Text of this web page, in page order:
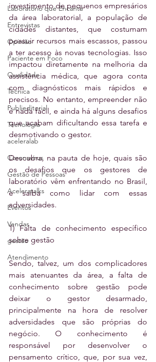
Laboratório que Encanta
Entrevistas
Opinião
Paciente em Foco
Qualidade
Técnica
Publieditorial
Tecnologia
aceleralab
Coronavírus
Gestão de Pessoas
Aceleratalks
Eventos
Vendas
gestão
Atendimento
investimento de pequenos empresários
da área laboratorial, a população de
cidades distantes, que costumam
possuir recursos mais escassos, passou
a ter acesso às novas tecnologias. Isso
impactou diretamente na melhoria da
assistência médica, que agora conta
com diagnósticos mais rápidos e
precisos. No entanto, empreender não
é nada fácil, e ainda há alguns desafios
que acabam dificultando essa tarefa e
desmotivando o gestor.
Descubra, na pauta de hoje, quais são
os desafios que os gestores de
laboratório vêm enfrentando no Brasil,
e saiba como lidar com essas
adversidades.
1) Falta de conhecimento específico
sobre gestão
Sendo, talvez, um dos complicadores
mais atenuantes da área, a falta de
conhecimento sobre gestão pode
deixar o gestor desarmado,
principalmente na hora de resolver
adversidades que são próprias do
negócio. O conhecimento é
responsável por desenvolver o
pensamento crítico, que, por sua vez,